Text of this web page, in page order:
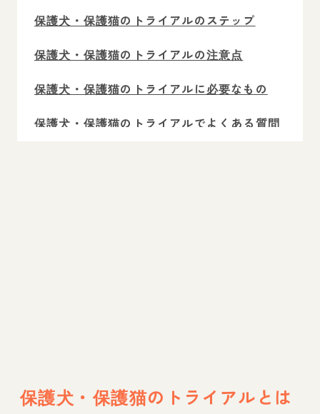
保護犬・保護猫のトライアルのステップ
保護犬・保護猫のトライアルの注意点
保護犬・保護猫のトライアルに必要なもの
保護犬・保護猫のトライアルでよくある質問
保護犬・保護猫のトライアルとは